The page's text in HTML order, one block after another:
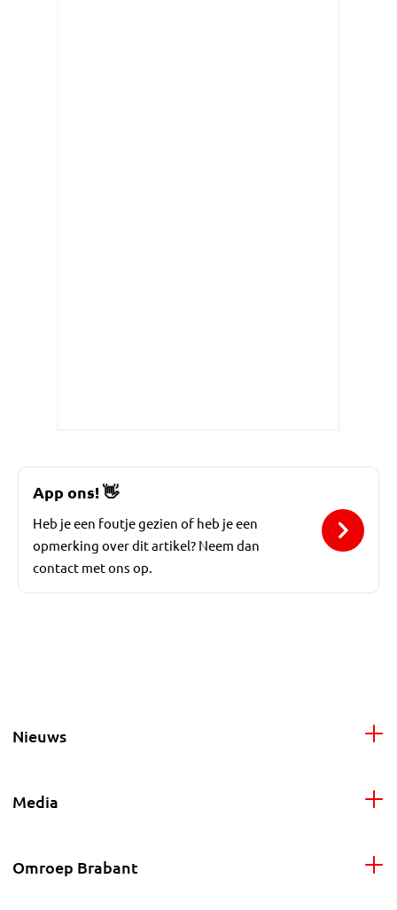
App ons!👋
Heb je een foutje gezien of heb je een
opmerking over dit artikel? Neem dan
contact met ons op.
Nieuws
Media
Omroep Brabant